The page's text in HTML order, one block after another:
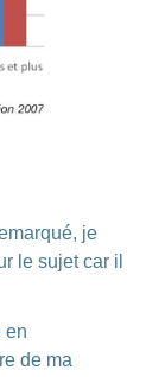
je
le sujet car il
en
de ma